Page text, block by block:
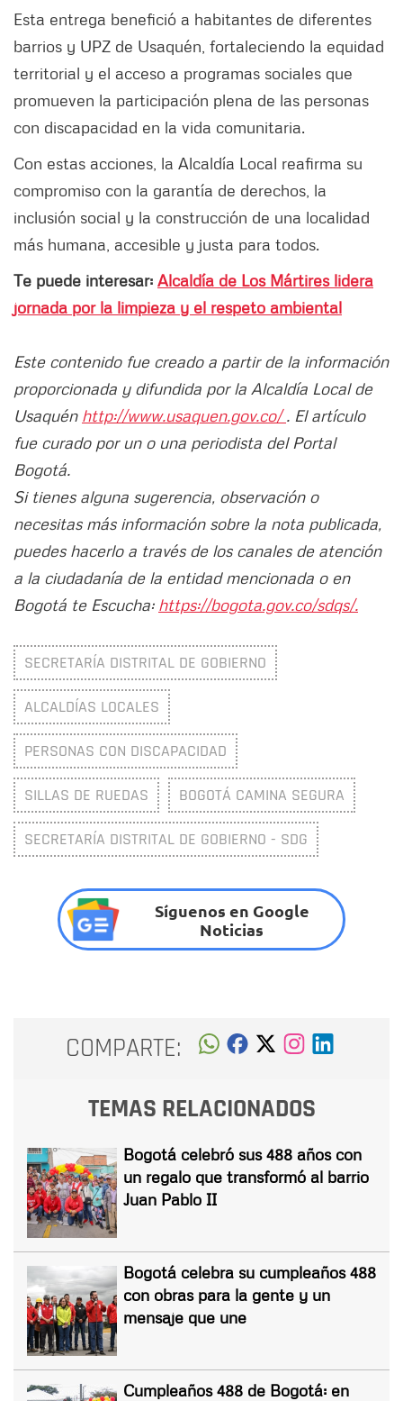
Esta entrega benefició a habitantes de diferentes
barrios y UPZ de Usaquén, fortaleciendo la equidad
territorial y el acceso a programas sociales que
promueven la participación plena de las personas
con discapacidad en la vida comunitaria.
Con estas acciones, la Alcaldía Local reafirma su
compromiso con la garantía de derechos, la
inclusión social y la construcción de una localidad
más humana, accesible y justa para todos.
Te puede interesar: Alcaldía de Los Mártires lidera
jornada por la limpieza y el respeto ambiental
Este contenido fue creado a partir de la información
proporcionada y difundida por la Alcaldía Local de
Usaquén http://www.usaquen.gov.co/. El artículo
fue curado por un o una periodista del Portal
Bogotá.
Si tienes alguna sugerencia, observación o
necesitas más información sobre la nota publicada,
puedes hacerlo a través de los canales de atención
a la ciudadanía de la entidad mencionada o en
Bogotá te Escucha: https://bogota.gov.co/sdqs/.
SECRETARÍA DISTRITAL DE GOBIERNO
ALCALDÍAS LOCALES
PERSONAS CON DISCAPACIDAD
SILLAS DE RUEDAS BOGOTÁ CAMINA SEGURA
SECRETARÍA DISTRITAL DE GOBIERNO - SDG
Síguenos en Google
Noticias
COMPARTE:
TEMAS RELACIONADOS
Bogotá celebró sus 488 años con
un regalo que transformó al barrio
Juan Pablo II
Bogotá celebra su cumpleaños 488
con obras para la gente y un
mensaje que une
Cumpleaños 488 de Bogotá: en